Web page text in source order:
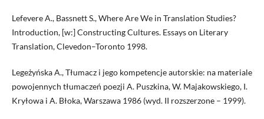
Lefevere A., Bassnett S., Where Are We in Translation Studies?
Introduction, [w:] Constructing Cultures. Essays on Literary
Translation, Clevedon–Toronto 1998.
Legeżyńska A., Tłumacz i jego kompetencje autorskie: na materiale
powojennych tłumaczeń poezji A. Puszkina, W. Majakowskiego, I.
Kryłowa i A. Błoka, Warszawa 1986 (wyd. II rozszerzone – 1999).